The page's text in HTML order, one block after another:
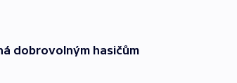
dobrovolným hasičům